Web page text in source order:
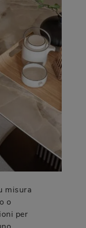
misura
o
per